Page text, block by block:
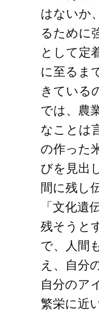
はないか
るために
として定
に至るま
きている
では、農
なことは
の作った
びを見出
間に残し
「文化
残そうと
で、人間
え、自分
自分のア
繁栄に近